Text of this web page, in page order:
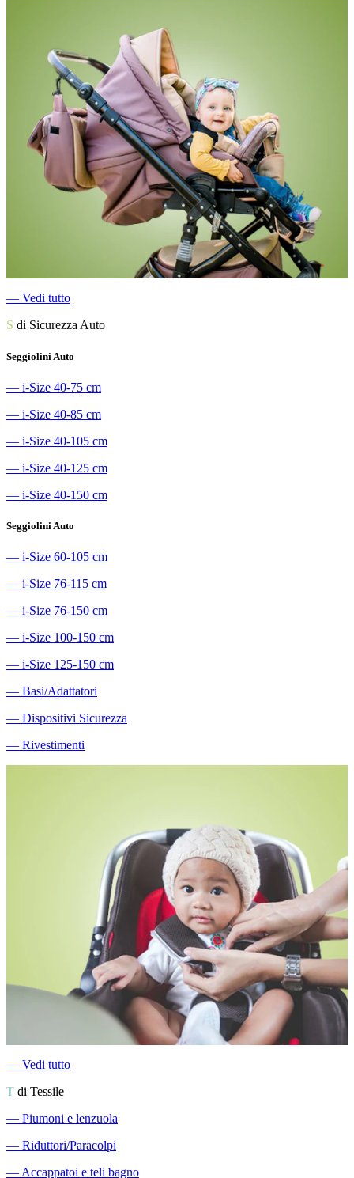
― Vedi tutto
S di Sicurezza Auto
Seggiolini Auto
― i-Size 40-75 cm
― i-Size 40-85 cm
― i-Size 40-105 cm
― i-Size 40-125 cm
― i-Size 40-150 cm
Seggiolini Auto
― i-Size 60-105 cm
― i-Size 76-115 cm
― i-Size 76-150 cm
― i-Size 100-150 cm
― i-Size 125-150 cm
― Basi/Adattatori
― Dispositivi Sicurezza
― Rivestimenti
― Vedi tutto
T di Tessile
― Piumoni e lenzuola
― Riduttori/Paracolpi
―Accappatoi e teli bagno